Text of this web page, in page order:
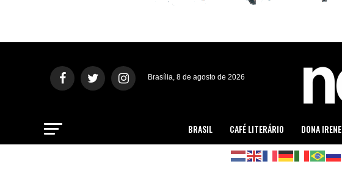
Brasília, 8 de agosto de 2026
BRASIL CAFÉ LITERÁRIO DONA IRENE